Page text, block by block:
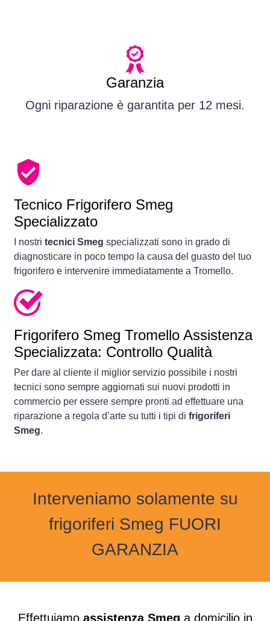
Garanzia
Ogni riparazione è garantita per 12 mesi.
Tecnico Frigorifero Smeg
Specializzato
I nostri tecnici Smeg specializzati sono in grado di
diagnosticare in poco tempo la causa del guasto del tuo
frigorifero e intervenire immediatamente a Tromello.
Frigorifero Smeg Tromello Assistenza
Specializzata: Controllo Qualità
Per dare al cliente il miglior servizio possibile i nostri
tecnici sono sempre aggiornati sui nuovi prodotti in
commercio per essere sempre pronti ad effettuare una
riparazione a regola d’arte su tutti i tipi di frigoriferi
Smeg.
Interveniamo solamente su
frigoriferi Smeg FUORI
GARANZIA
Effettuiamo assistenza Smeg a domicilio in